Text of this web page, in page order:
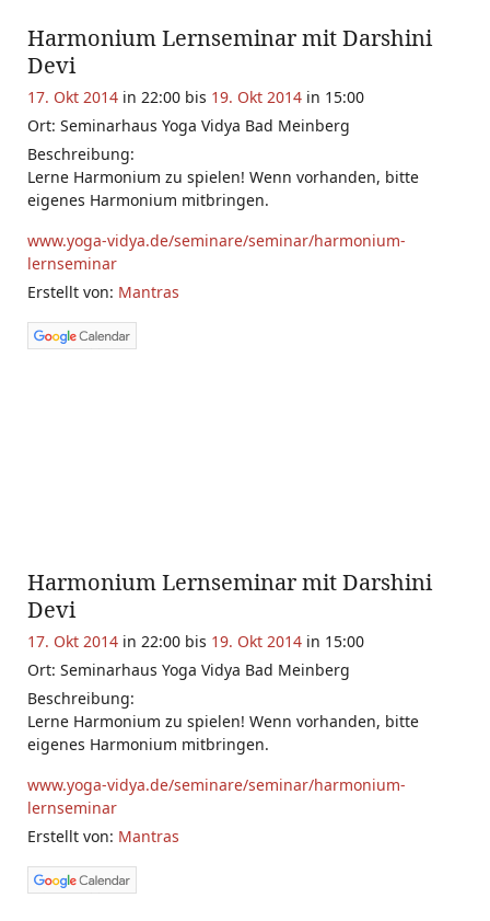
Harmonium Lernseminar mit Darshini
Devi
17. Okt 2014 in 22:00 bis 19. Okt 2014 in 15:00
Ort: Seminarhaus Yoga Vidya Bad Meinberg
Beschreibung:
Lerne Harmonium zu spielen! Wenn vorhanden, bitte
eigenes Harmonium mitbringen.
www.yoga-vidya.de/seminare/seminar/harmonium-
lernseminar
Erstellt von: Mantras
Harmonium Lernseminar mit Darshini
Devi
17. Okt 2014 in 22:00 bis 19. Okt 2014 in 15:00
Ort: Seminarhaus Yoga Vidya Bad Meinberg
Beschreibung:
Lerne Harmonium zu spielen! Wenn vorhanden, bitte
eigenes Harmonium mitbringen.
www.yoga-vidya.de/seminare/seminar/harmonium-
lernseminar
Erstellt von: Mantras